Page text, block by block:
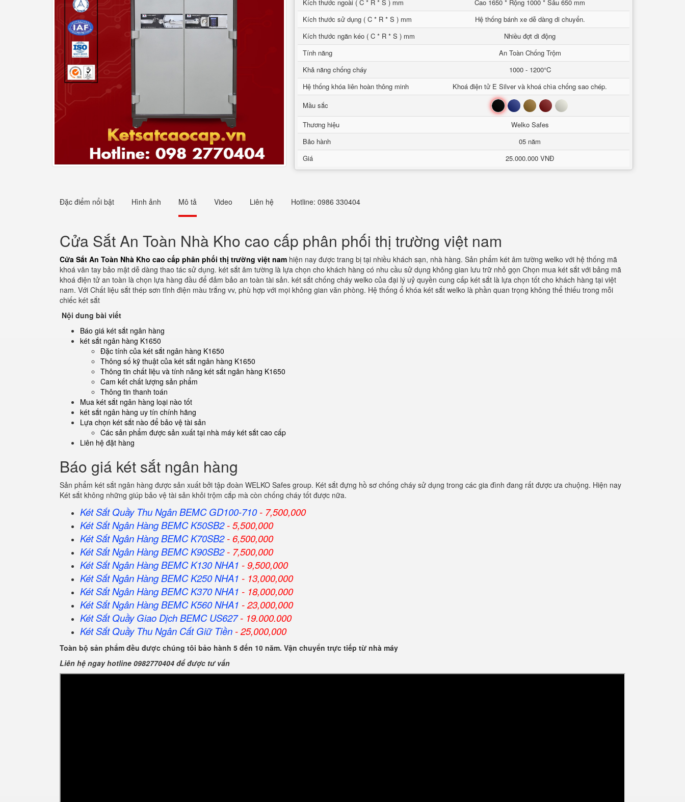
Kích thước ngoài ( C * R * S ) mm
Cao 1650 * Rộng 1000 * Sâu 650 mm
Kích thước sử dụng ( C * R * S ) mm
Hệ thống bánh xe dễ dàng di chuyển.
Kích thước ngăn kéo ( C * R * S ) mm
Nhiều đợt di động
Tính năng
An Toàn Chống Trộm
Khả năng chống cháy
1000 - 1200°C
Hệ thống khóa liên hoàn thông minh
Khoá điện tử E Silver và khoá chìa chống sao chép.
Mầu sắc
Đen Xanh Nâu Đỏ Trắng
Thương hiệu
Welko Safes
Bảo hành
05 năm
Giá
25.000.000 VNĐ
Đặc điểm nổi bật Hình ảnh Mô tả Video Liên hệ Hotline: 0986 330404
Cửa Sắt An Toàn Nhà Kho cao cấp phân phối thị trường việt nam
Cửa Sắt An Toàn Nhà Kho cao cấp phân phối thị trường việt nam hiện nay được trang bị tại nhiều khách sạn, nhà hàng. Sản phẩm két âm tường welko với hệ thống mã
khoá vân tay bảo mật dễ dàng thao tác sử dụng. két sắt âm tường là lựa chọn cho khách hàng có nhu cầu sử dụng không gian lưu trữ nhỏ gọn Chọn mua két sắt với bảng mã
khoá điện tử an toàn là chọn lựa hàng đầu để đảm bảo an toàn tài sản. két sắt chống cháy welko của đại lý uỷ quyền cung cấp két sắt là lựa chọn tốt cho khách hàng tại việt
nam. Với Chất liệu sắt thép sơn tĩnh điện màu trắng vv, phù hợp với mọi không gian văn phòng. Hệ thống ổ khóa két sắt welko là phần quan trọng không thể thiếu trong mỗi
chiếc két sắt
Nội dung bài viết
Báo giá két sắt ngân hàng
két sắt ngân hàng K1650
Đặc tính của két sắt ngân hàng K1650
Thông số kỹ thuật của két sắt ngân hàng K1650
Thông tin chất liệu và tính năng két sắt ngân hàng K1650
Cam kết chất lượng sản phẩm
Thông tin thanh toán
Mua két sắt ngân hàng loại nào tốt
két sắt ngân hàng uy tín chính hãng
Lựa chọn két sắt nào để bảo vệ tài sản
Các sản phẩm được sản xuất tại nhà máy két sắt cao cấp
Liên hệ đặt hàng
Báo giá két sắt ngân hàng
Sản phẩm két sắt ngân hàng được sản xuất bởi tập đoàn WELKO Safes group. Két sắt đựng hồ sơ chống cháy sử dụng trong các gia đình đang rất được ưa chuộng. Hiện nay
Két sắt không những giúp bảo vệ tài sản khỏi trộm cắp mà còn chống cháy tốt được nữa.
Két Sắt Quầy Thu Ngân BEMC GD100-710- 7,500,000
Két Sắt Ngân Hàng BEMC K50SB2- 5,500,000
Két Sắt Ngân Hàng BEMC K70SB2- 6,500,000
Két Sắt Ngân Hàng BEMC K90SB2- 7,500,000
Két Sắt Ngân Hàng BEMC K130 NHA1 - 9,500,000
Két Sắt Ngân Hàng BEMC K250 NHA1 - 13,000,000
Két Sắt Ngân Hàng BEMC K370 NHA1 - 18,000,000
Két Sắt Ngân Hàng BEMC K560 NHA1 - 23,000,000
Két Sắt Quầy Giao Dịch BEMC US627- 19.000.000
Két Sắt Quầy Thu Ngân Cất Giữ Tiền - 25,000,000
Toàn bộ sản phẩm đều được chúng tôi bảo hành 5 đến 10 năm. Vận chuyển trực tiếp từ nhà máy
Liên hệ ngay hotline 0982770404 để được tư vấn